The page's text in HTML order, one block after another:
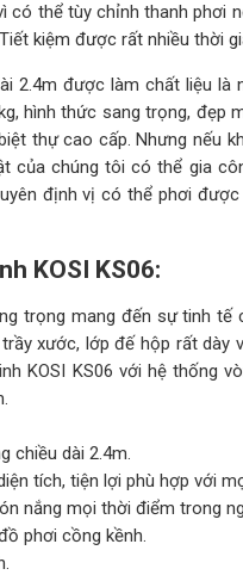
có thể tùy chỉnh thanh phơi
kiệm được rất nhiều thời
2.4m được làm chất liệu là
hình thức sang trọng, đẹp
thự cao cấp. Nhưng nếu
của chúng tôi có thể gia
định vị có thể phơi
KOSI KS06:
trọng mang đến sự tinh tế
xước, lớp đế hộp rất dày
KOSI KS06 với hệ thống
chiều dài 2.4m.
tích, tiện lợi phù hợp với
nắng mọi thời điểm trong
phơi cồng kềnh.